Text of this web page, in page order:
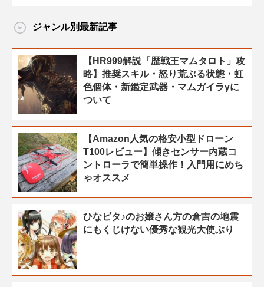
ジャンル別最新記事
【HR999解説「歴戦王マムタロト」攻
略】推奨スキル・怒り荒ぶる状態・虹
色個体・新鑑定武器・マムガイラγに
ついて
【Amazon人気の格安小型ドローン
T100レビュー】傾きセンサー内蔵コ
ントローラで簡単操作！入門用にめち
ゃオススメ
ひなビタ♪のお嬢さん方の倉吉の地震
にもくじけない優秀な観光大使ぶり